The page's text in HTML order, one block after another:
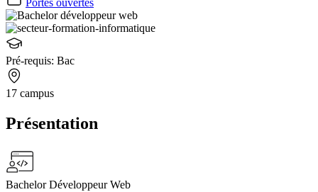
Portes ouvertes
Pré-requis: Bac
17 campus
Présentation
Bachelor Développeur Web